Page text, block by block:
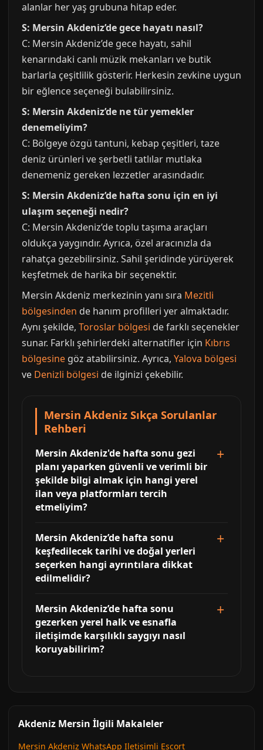
alanlar her yaş grubuna hitap eder.
S: Mersin Akdeniz’de gece hayatı nasıl?
C: Mersin Akdeniz’de gece hayatı, sahil
kenarındaki canlı müzik mekanları ve butik
barlarla çeşitlilik gösterir. Herkesin zevkine uygun
bir eğlence seçeneği bulabilirsiniz.
S: Mersin Akdeniz’de ne tür yemekler
denemeliyim?
C: Bölgeye özgü tantuni, kebap çeşitleri, taze
deniz ürünleri ve şerbetli tatlılar mutlaka
denemeniz gereken lezzetler arasındadır.
S: Mersin Akdeniz’de hafta sonu için en iyi
ulaşım seçeneği nedir?
C: Mersin Akdeniz’de toplu taşıma araçları
oldukça yaygındır. Ayrıca, özel aracınızla da
rahatça gezebilirsiniz. Sahil şeridinde yürüyerek
keşfetmek de harika bir seçenektir.
Mersin Akdeniz merkezinin yanı sıra Mezitli
bölgesinden de hanım profilleri yer almaktadır.
Aynı şekilde, Toroslar bölgesi de farklı seçenekler
sunar. Farklı şehirlerdeki alternatifler için Kıbrıs
bölgesine göz atabilirsiniz. Ayrıca, Yalova bölgesi
ve Denizli bölgesi de ilginizi çekebilir.
Mersin Akdeniz Sıkça Sorulanlar
Rehberi
Mersin Akdeniz'de hafta sonu gezi
planı yaparken güvenli ve verimli bir
şekilde bilgi almak için hangi yerel
ilan veya platformları tercih
etmeliyim?
Mersin Akdeniz’de hafta sonu
keşfedilecek tarihi ve doğal yerleri
seçerken hangi ayrıntılara dikkat
edilmelidir?
Mersin Akdeniz’de hafta sonu
gezerken yerel halk ve esnafla
iletişimde karşılıklı saygıyı nasıl
koruyabilirim?
Akdeniz Mersin İlgili Makaleler
Mersin Akdeniz WhatsApp Iletisimli Escort